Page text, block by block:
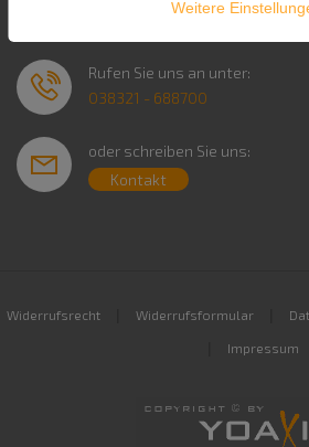
Rufen Sie uns an unter:
038321 - 688700
oder schreiben Sie uns:
Kontakt
Widerrufsrecht Widerrufsformular
Impressum
Weitere